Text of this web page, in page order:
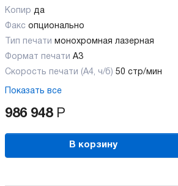
Копир да
Факс опционально
Тип печати монохромная лазерная
Формат печати A3
Скорость печати (А4, ч/б) 50 стр/мин
Показать все
986 948 Р
В корзину